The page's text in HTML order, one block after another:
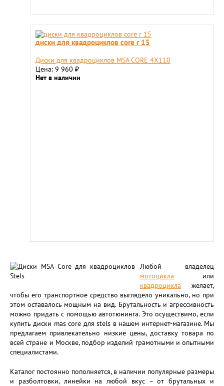
диски для квадроциклов core r 15
Диски для квадроциклов MSA CORE 4X110
Цена: 9 960 ₽
Нет в наличии
Любой владелец
мотоцикла или
квадроцикла желает,
чтобы его транспортное средство выглядело уникально, но при
этом оставалось мощным на вид. Брутальность и агрессивность
можно придать с помощью автотюнинга. Это осуществимо, если
купить диски mas core для stels в нашем интернет-магазине. Мы
предлагаем привлекательно низкие цены, доставку товара по
всей стране и Москве, подбор изделий грамотными и опытными
специалистами.
Каталог постоянно пополняется, в наличии популярные размеры
и разболтовки, линейки на любой вкус – от брутальных и